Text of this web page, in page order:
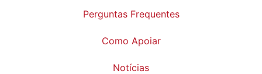
Perguntas Frequentes
Como Apoiar
Notícias